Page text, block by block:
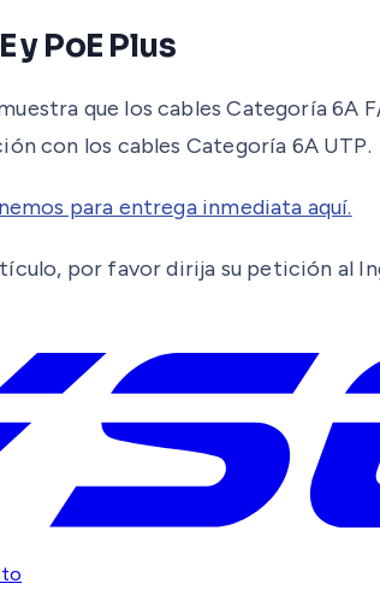
PoE Plus
que los cables Categoría 6A
con los cables Categoría 6A UTP.
para entrega inmediata aquí.
por favor dirija su petición al